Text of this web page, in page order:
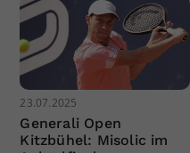
23.07.2025
Generali Open
Kitzbühel: Misolic im